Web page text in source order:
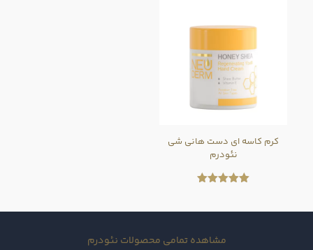
کرم کاسه ای دست هانی شی
نئودرم
از 5
مشاهده تمامی محصولات نئودرم